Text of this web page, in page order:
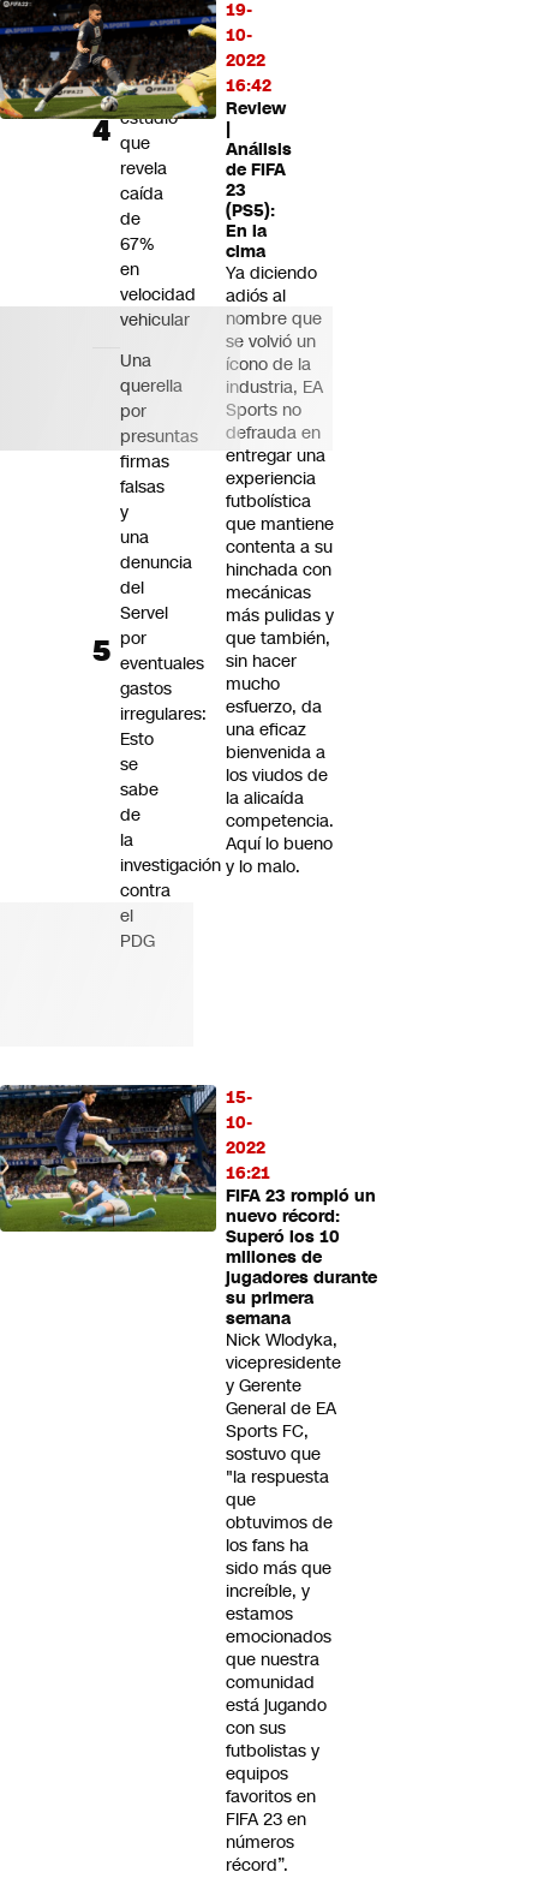
19-
10-
2022
16:42
Review
|
Análisis
de FIFA
23
(PS5):
En la
cima
Ya diciendo
adiós al
nombre que
se volvió un
ícono de la
industria, EA
Sports no
defrauda en
entregar una
experiencia
futbolística
que mantiene
contenta a su
hinchada con
mecánicas
más pulidas y
que también,
sin hacer
mucho
esfuerzo, da
una eficaz
bienvenida a
los viudos de
la alicaída
competencia.
Aquí lo bueno
y lo malo.
15-
10-
2022
16:21
FIFA 23 rompió un
nuevo récord:
Superó los 10
millones de
jugadores durante
su primera
semana
Nick Wlodyka,
vicepresidente
y Gerente
General de EA
Sports FC,
sostuvo que
"la respuesta
que
obtuvimos de
los fans ha
sido más que
increíble, y
estamos
emocionados
que nuestra
comunidad
está jugando
con sus
futbolistas y
equipos
favoritos en
FIFA 23 en
números
récord”.
en
Plaza
Italia
tras
estudio
que
revela
caída
de
67%
en
velocidad
vehicular
Una
querella
por
presuntas
firmas
falsas
y
una
denuncia
del
Servel
por
eventuales
gastos
irregulares:
Esto
se
sabe
de
la
investigación
contra
el
PDG